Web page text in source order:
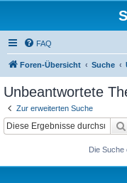
FAQ
Foren-Übersicht Suche
Unbeantwortete
Zur erweiterten Suche
Die Suche